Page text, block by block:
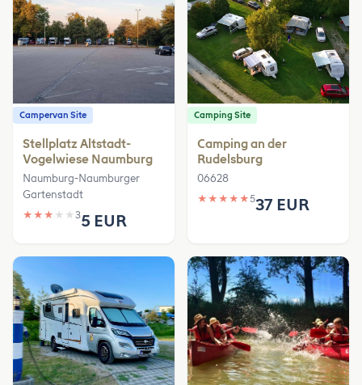
Campervan Site
Stellplatz Altstadt-
Vogelwiese Naumburg
Naumburg-Naumburger
Gartenstadt
★ ★ ★ ★ ★ 35 EUR
Camping Site
Camping an der
Rudelsburg
06628
★ ★ ★ ★ ★537 EUR